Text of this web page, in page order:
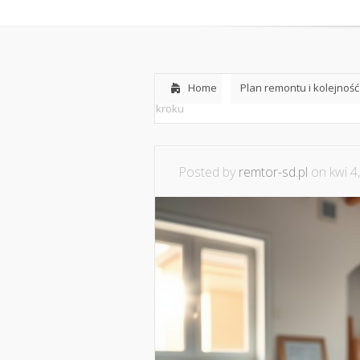
Home Plan remontu i
kroku
Posted by remtor-sd.pl on kwi